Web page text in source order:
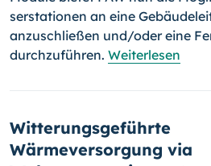
ser­sta­tio­nen an eine
anzuschließen und/oder eine
durchzuführen. Weiterlesen
Witterungsgeführte
Wärmeversorgung via